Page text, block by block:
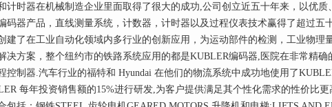
计时器在机械制造企业里面取得了很大的成功,公司创立近五十年来，以优
码器产品，直线测量系统，计数器，计时器以及过程仪表技术赢得了超过五
建了在工业自动化领域内多行业的创新应用，为运动部件的检测，工业物理
决方案，整个纽约市的铁路系统应用的都是KUBLER编码器,医院在非常精
控制器.汽车行业的福特和 Hyundai 在他们的物流系统中成功地使用了
每年投资销售额的15%进行研发,为客户提供满足其个性化需求的性价比